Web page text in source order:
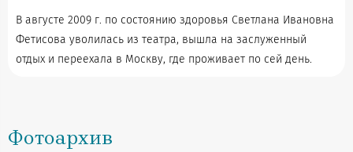
В августе 2009 г. по состоянию здоровья Светлана Ивановна
Фетисова уволилась из театра, вышла на заслуженный
отдых и переехала в Москву, где проживает по сей день.
Фотоархив